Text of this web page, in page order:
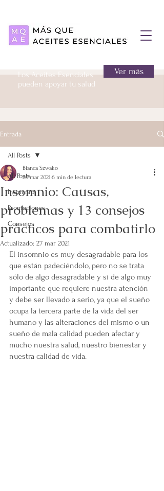
Los Aceites Esenciales
pueden apoyar tu salud
Ver más
Entrada
All Posts
Insomnio
Promociones
Consejos
All Posts
Insomnio: Causas,
problemas y 13 consejos
prácticos para combatirlo
Bianca Szwako
20 mar 2021 6 min de lectura
Actualizado: 27 mar 2021
El insomnio es muy desagradable para los
que están padeciéndolo, pero no se trata
sólo de algo desagradable y sí de algo muy
importante que requiere nuestra atención
y debe ser llevado a serio, ya que el sueño
ocupa la tercera parte de la vida del ser
humano y las alteraciones del mismo o un
sueño de mala calidad pueden afectar y
mucho nuestra salud, nuestro bienestar y
nuestra calidad de vida.